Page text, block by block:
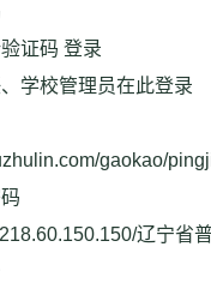
证码 登录
学校管理员在此登录
gaokao/
辽宁省